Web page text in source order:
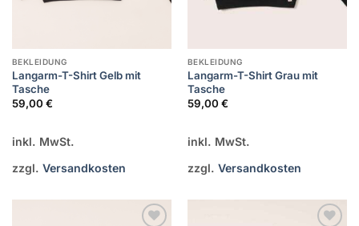
BEKLEIDUNG
Langarm-T-Shirt Gelb mit
Tasche
59,00 €
inkl. MwSt.
zzgl. Versandkosten
BEKLEIDUNG
Langarm-T-Shirt Grau mit
Tasche
59,00 €
inkl. MwSt.
zzgl. Versandkosten